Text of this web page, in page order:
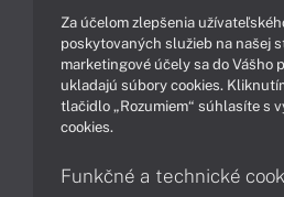
Obsah
Ako nakupovať
Možnosti
Za účelom zlepšenia
poskytovaných služieb na našej
marketingové účely sa do Vášho
ukladajú súbory cookies.
tlačidlo „Rozumiem“ súhlasíte s
cookies.
Funkčné a technické